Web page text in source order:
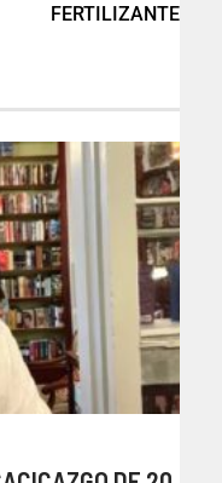
FERTILIZANTE